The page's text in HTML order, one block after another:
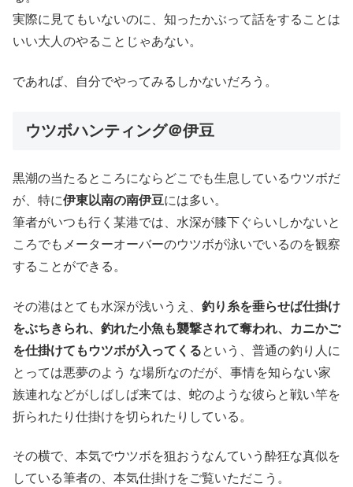
実際に見てもいないのに、知ったかぶって話をすることは
いい大人のやることじゃあない。
であれば、自分でやってみるしかないだろう。
ウツボハンティング＠伊豆
黒潮の当たるところにならどこでも生息しているウツボだ
が、特に伊東以南の南伊豆には多い。
筆者がいつも行く某港では、水深が膝下ぐらいしかないと
ころでもメーターオーバーのウツボが泳いでいるのを観察
することができる。
その港はとても水深が浅いうえ、 釣り糸を垂らせば仕掛け
をぶちきられ、釣れた小魚も襲撃されて奪われ、カニかご
を仕掛けてもウツボが入ってくるという、普通の釣り人に
とっては悪夢のよう な場所なのだが、事情を知らない家
族連れなどがしばしば来ては、蛇のような彼らと戦い竿を
折られたり仕掛けを切られたりしている。
その横で、本気でウツボを狙おうなんていう酔狂な真似を
している筆者の、本気仕掛けをご覧いただこう。